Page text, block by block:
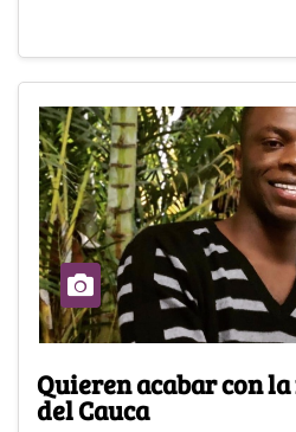
Quieren acabar con
del Cauca